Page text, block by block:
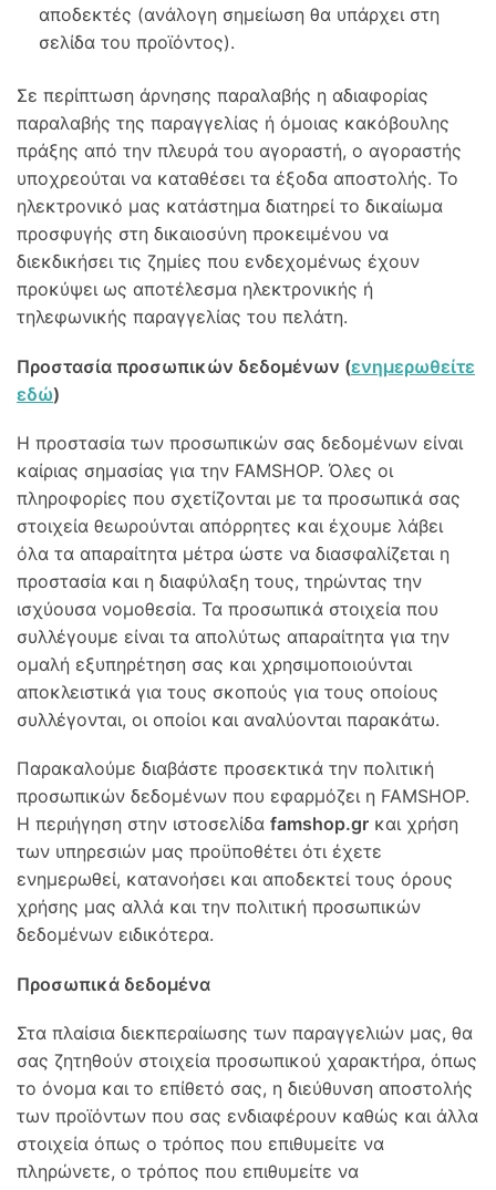
αποδεκτές (ανάλογη σημείωση θα υπάρχει στη
σελίδα του προϊόντος).
Σε περίπτωση άρνησης παραλαβής η αδιαφορίας
παραλαβής της παραγγελίας ή όμοιας κακόβουλης
πράξης από την πλευρά του αγοραστή, ο αγοραστής
υποχρεούται να καταθέσει τα έξοδα αποστολής. Το
ηλεκτρονικό μας κατάστημα διατηρεί το δικαίωμα
προσφυγής στη δικαιοσύνη προκειμένου να
διεκδικήσει τις ζημίες που ενδεχομένως έχουν
προκύψει ως αποτέλεσμα ηλεκτρονικής ή
τηλεφωνικής παραγγελίας του πελάτη.
Προστασία προσωπικών δεδομένων (ενημερωθείτε
εδώ)
Η προστασία των προσωπικών σας δεδομένων είναι
καίριας σημασίας για την FAMSHOP. Όλες οι
πληροφορίες που σχετίζονται με τα προσωπικά σας
στοιχεία θεωρούνται απόρρητες και έχουμε λάβει
όλα τα απαραίτητα μέτρα ώστε να διασφαλίζεται η
προστασία και η διαφύλαξη τους, τηρώντας την
ισχύουσα νομοθεσία. Τα προσωπικά στοιχεία που
συλλέγουμε είναι τα απολύτως απαραίτητα για την
ομαλή εξυπηρέτηση σας και χρησιμοποιούνται
αποκλειστικά για τους σκοπούς για τους οποίους
συλλέγονται, οι οποίοι και αναλύονται παρακάτω.
Παρακαλούμε διαβάστε προσεκτικά την πολιτική
προσωπικών δεδομένων που εφαρμόζει η FAMSHOP.
Η περιήγηση στην ιστοσελίδα famshop.gr και χρήση
των υπηρεσιών μας προϋποθέτει ότι έχετε
ενημερωθεί, κατανοήσει και αποδεκτεί τους όρους
χρήσης μας αλλά και την πολιτική προσωπικών
δεδομένων ειδικότερα.
Προσωπικά δεδομένα
Στα πλαίσια διεκπεραίωσης των παραγγελιών μας, θα
σας ζητηθούν στοιχεία προσωπικού χαρακτήρα, όπως
το όνομα και το επίθετό σας, η διεύθυνση αποστολής
των προϊόντων που σας ενδιαφέρουν καθώς και άλλα
στοιχεία όπως ο τρόπος που επιθυμείτε να
πληρώνετε, ο τρόπος που επιθυμείτε να